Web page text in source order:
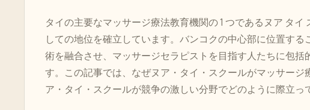
タイの主要なマッサージ療法教育機関の 1 つであるヌア タ
しての地位を確立しています。バンコクの中心部に位置す
術を融合させ、マッサージセラピストを目指す人たちに包
す。この記事では、なぜヌア・タイ・スクールがマッサー
ア・タイ・スクールが競争の激しい分野でどのように際立っ